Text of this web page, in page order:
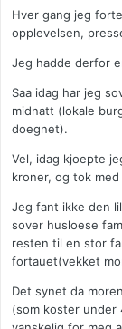
Hver gang jeg
opplevelsen,
Jeg hadde derfor
Saa idag har jeg
midnatt (lokale
doegnet).
Vel, idag kjoepte
kroner, og tok
Jeg fant ikke den
sover husloese
resten til en stor
fortauet(vekket
Det synet da
(som koster